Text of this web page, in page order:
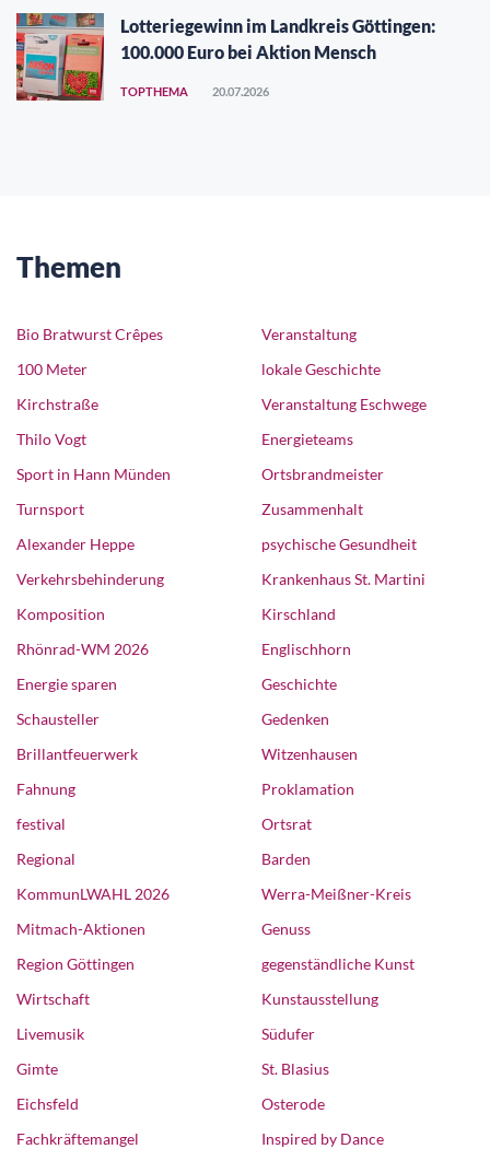
Lotteriegewinn im Landkreis Göttingen:
100.000 Euro bei Aktion Mensch
TOPTHEMA 20.07.2026
Themen
Bio Bratwurst Crêpes
100 Meter
Kirchstraße
Thilo Vogt
Sport in Hann Münden
Turnsport
Alexander Heppe
Verkehrsbehinderung
Komposition
Veranstaltung
lokale Geschichte
Veranstaltung Eschwege
Energieteams
Ortsbrandmeister
Zusammenhalt
psychische Gesundheit
Krankenhaus St. Martini
Kirschland
Rhönrad-WM 2026
Energie sparen
Schausteller
Brillantfeuerwerk
Fahnung
festival
Regional
KommunLWAHL 2026
Mitmach-Aktionen
Englischhorn
Geschichte
Gedenken
Witzenhausen
Proklamation
Ortsrat
Barden
Werra-Meißner-Kreis
Genuss
Region Göttingen
Wirtschaft
Livemusik
Gimte
Eichsfeld
Fachkräftemangel
gegenständliche Kunst
Kunstausstellung
Südufer
St. Blasius
Osterode
Inspired by Dance